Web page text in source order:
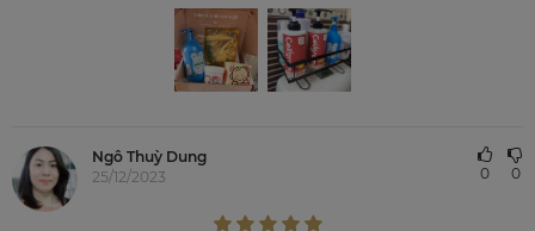
Ngô Thuỳ Dung
25/12/2023
0 0